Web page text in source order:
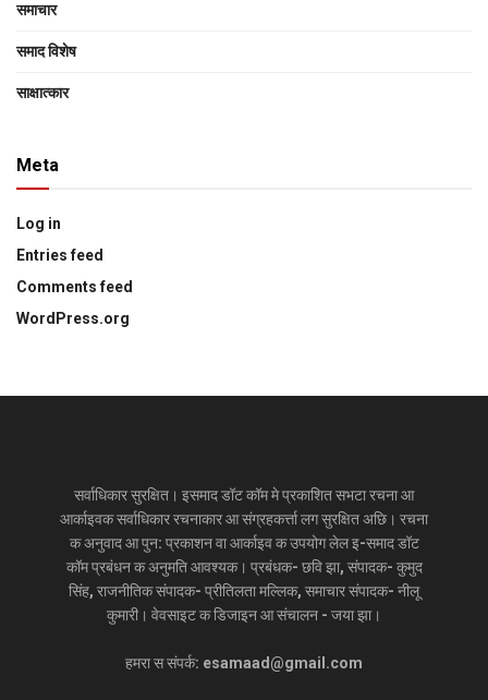
समाचार
समाद विशेष
साक्षात्‍कार
Meta
Log in
Entries feed
Comments feed
WordPress.org
सर्वाधिकार सुरक्षित। इसमाद डॉट कॉम मे प्रकाशित सभटा रचना आ
आर्काइवक सर्वाधिकार रचनाकार आ संग्रहकर्त्ता लग सुरक्षित अछि। रचना
क अनुवाद आ पुन: प्रकाशन वा आर्काइव क उपयोग लेल इ-समाद डॉट
कॉम प्रबंधन क अनुमति आवश्यक। प्रबंधक- छवि झा, संपादक- कुमुद
सिंह, राजनीतिक संपादक- प्रीतिलता मल्लिक, समाचार संपादक- नीलू
कुमारी। वेवसाइट क डिजाइन आ संचालन - जया झा।
हमरा स संपर्क: esamaad@gmail.com